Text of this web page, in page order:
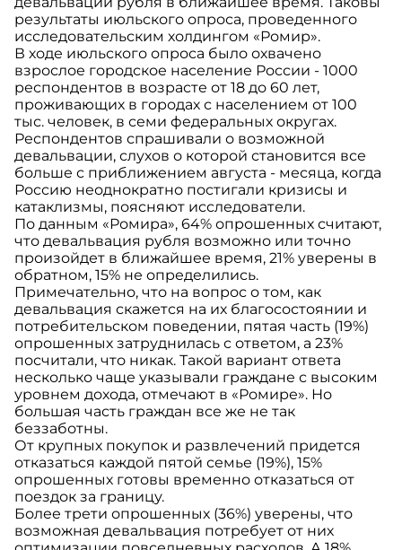
результаты июльского опроса, проведенного
исследовательским холдингом «Ромир».
В ходе июльского опроса было охвачено
взрослое городское население России - 1000
респондентов в возрасте от 18 до 60 лет,
проживающих в городах с населением от 100
тыс. человек, в семи федеральных округах.
Респондентов спрашивали о возможной
девальвации, слухов о которой становится все
больше с приближением августа - месяца, когда
Россию неоднократно постигали кризисы и
катаклизмы, поясняют исследователи.
По данным «Ромира», 64% опрошенных считают,
что девальвация рубля возможно или точно
произойдет в ближайшее время, 21% уверены в
обратном, 15% не определились.
Примечательно, что на вопрос о том, как
девальвация скажется на их благосостоянии и
потребительском поведении, пятая часть (19%)
опрошенных затруднилась с ответом, а 23%
посчитали, что никак. Такой вариант ответа
несколько чаще указывали граждане с высоким
уровнем дохода, отмечают в «Ромире». Но
большая часть граждан все же не так
беззаботны.
От крупных покупок и развлечений придется
отказаться каждой пятой семье (19%), 15%
опрошенных готовы временно отказаться от
поездок за границу.
Более трети опрошенных (36%) уверены, что
возможная девальвация потребует от них